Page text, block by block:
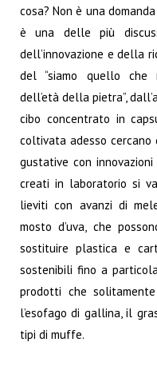
cosa? Non è una
è una delle più
dell’innovazione e della
del “siamo quello che
dell’età della pietra”,
cibo concentrato in
coltivata adesso
gustative con
creati in laboratorio si
lieviti con avanzi di
mosto d’uva, che
sostituire plastica e
sostenibili fino a
prodotti che
l’esofago di gallina, il
tipi di muffe.